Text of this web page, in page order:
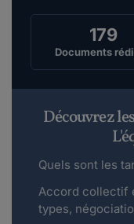
179
Documents
Découvrez
Quels sont les
Accord collectif
types,